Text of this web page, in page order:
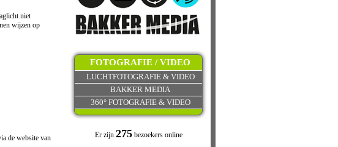
FOTOGRAFIE / VIDEO
LUCHTFOTOGRAFIE & VIDEO
BAKKER MEDIA
360° FOTOGRAFIE & VIDEO
Er zijn 275bezoekers online
niet
wijzen op
de website van